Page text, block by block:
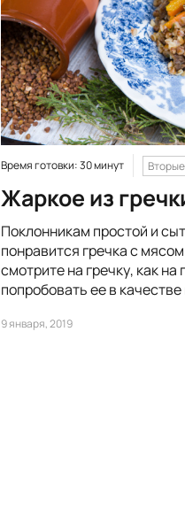
Время готовки: 30 минут
Жаркое из
Поклонникам простой и
понравится гречка с
смотрите на гречку, как на
попробовать ее в
9 января, 2019